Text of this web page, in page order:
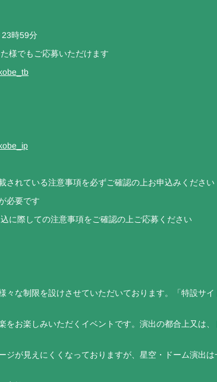
時59分
様でもご応募いただけます
れている注意事項を必ずご確認の上お申込みください
必要です
に際しての注意事項をご確認の上ご応募ください
な制限を設けさせていただいております。「特設サ
お楽しみいただくイベントです。演出の都合上又は
が見えにくくなっておりますが、星空・ドーム演出